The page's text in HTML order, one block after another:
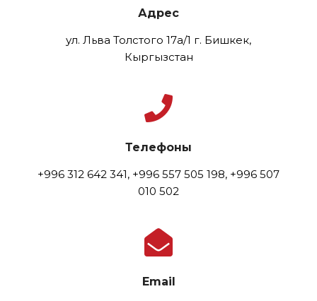
Адрес
ул. Льва Толстого 17а/1 г. Бишкек,
Кыргызстан
Телефоны
+996 312 642 341, +996 557 505 198, +996 507
010 502
Email